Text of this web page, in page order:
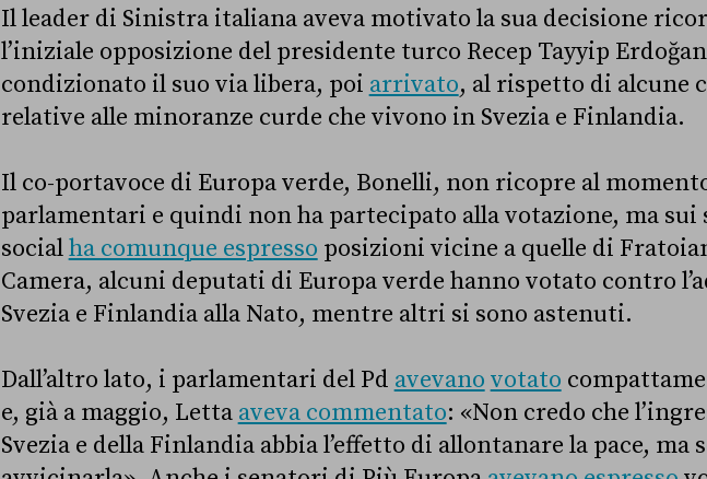
Il leader di Sinistra italiana aveva motivato la sua decisione
l’iniziale opposizione del presidente turco Recep Tayyip
condizionato il suo via libera, poi arrivato, al rispetto di alcune
relative alle minoranze curde che vivono in Svezia e Finlandia.
Il co-portavoce di Europa verde, Bonelli, non ricopre al
parlamentari e quindi non ha partecipato alla votazione, ma sui
socialha comunque espresso posizioni vicine a quelle di
Camera, alcuni deputati di Europa verde hanno votato contro
Svezia e Finlandia alla Nato, mentre altri si sono astenuti.
Dall’altro lato, i parlamentari del Pd avevano votato
e, già a maggio, Letta aveva commentato: «Non credo che
Svezia e della Finlandia abbia l’effetto di allontanare la pace, ma